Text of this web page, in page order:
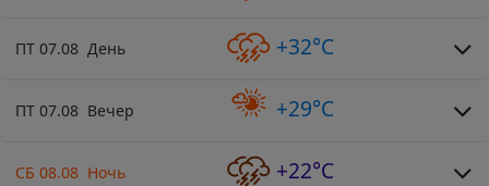
ПТ 07.08 День +32°C
ПТ 07.08 Вечер +29°C
СБ 08.08 Ночь +22°C